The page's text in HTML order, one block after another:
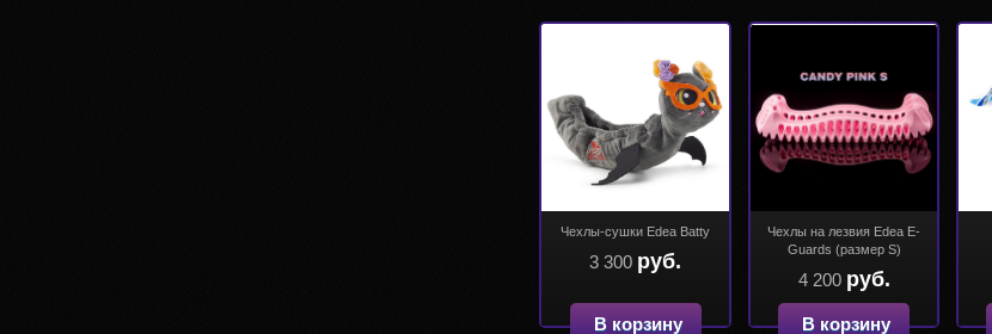
Чехлы-сушки Edea Batty
3 300 руб.
В корзину
Чехлы на лезвия Edea E-
Guards (размер S)
4 200 руб.
В корзину